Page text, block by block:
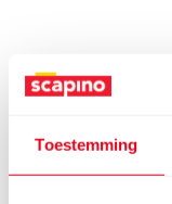
Toestemming